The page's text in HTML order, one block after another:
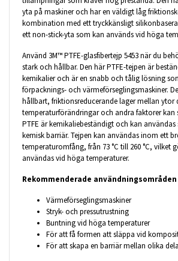
yta på maskiner och har en väldigt låg
kombination med ett tryckkänsligt
ett non-stick-yta som kan används vid höga
Använd 3M™ PTFE-glasfibertejp 5453 när du
stark och hållbar. Den här PTFE-tejpen är
kemikalier och är en snabb och tålig lösning
förpacknings- och värmeförseglingsmaskiner.
hållbart, friktionsreducerande lager mellan ytor
temperaturförändringar och andra faktorer kan
PTFE är kemikaliebeständigt och kan
kemisk barriär. Tejpen kan användas inom ett
temperaturomfång, från 73 °C till 260 °C, vilket
användas vid höga temperaturer.
Rekommenderade användningsområden
Värmeförseglingsmaskiner
Stryk- och pressutrustning
Buntning vid höga temperaturer
För att få formen att släppa vid
För att skapa en barriär mellan olika